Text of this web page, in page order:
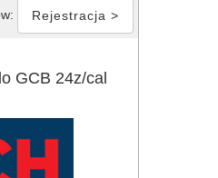
Rejestracja >
GCB 24z/cal